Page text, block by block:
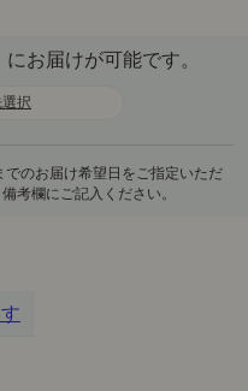
にお届けが可能です。
択